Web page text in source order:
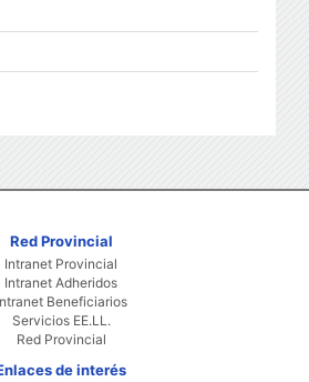
Red Provincial
Intranet Provincial
Intranet Adheridos
Beneficiarios
Servicios EE.LL.
Red Provincial
de interés